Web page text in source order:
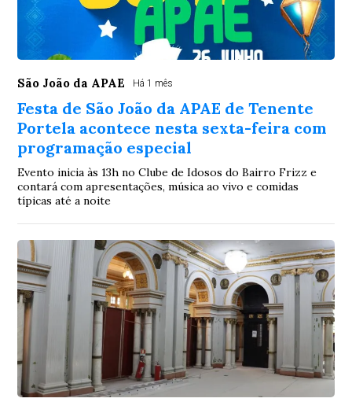
São João da APAE Há 1 mês
Festa de São João da APAE de Tenente
Portela acontece nesta sexta-feira com
programação especial
Evento inicia às 13h no Clube de Idosos do Bairro Frizz e
contará com apresentações, música ao vivo e comidas
típicas até a noite